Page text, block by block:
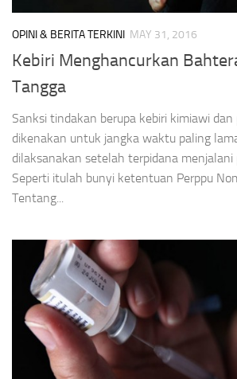
OPINI & BERITA TERKINI MAY 31, 2016
Kebiri Menghancurkan
Tangga
Sanksi tindakan berupa kebiri kimiawi dan
dikenakan untuk jangka waktu paling
dilaksanakan setelah terpidana menjalani
Seperti itulah bunyi ketentuan Perppu
Tentang...